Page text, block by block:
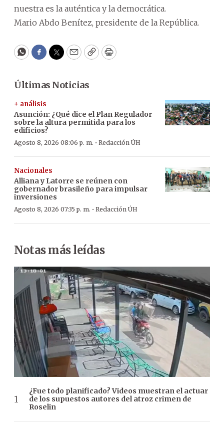
nuestra es la auténtica y la democrática.
Mario Abdo Benítez, presidente de la República.
WhatsApp
Facebook
Twitter
EmailCopyPrint
Últimas Noticias
+ análisis
Asunción: ¿Qué dice el Plan Regulador
sobre la altura permitida para los
edificios?
Agosto 8, 2026 08:06 p. m. · Redacción ÚH
Nacionales
Alliana y Latorre se reúnen con
gobernador brasileño para impulsar
inversiones
Agosto 8, 2026 07:35 p. m. · Redacción ÚH
Notas más leídas
¿Fue todo planificado? Videos muestran el actuar
de los supuestos autores del atroz crimen de
Roselin